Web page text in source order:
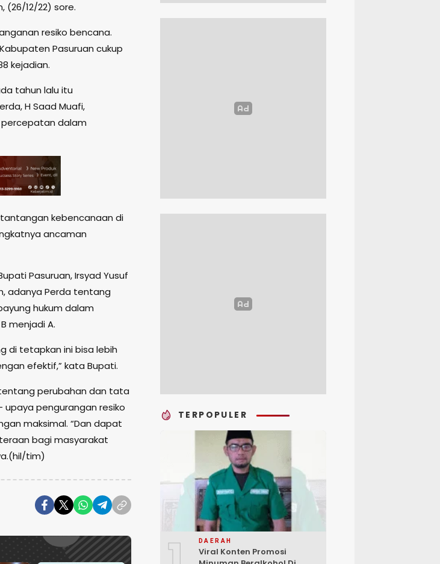
(26/12/22) sore.
resiko bencana.
Pasuruan cukup
kejadian.
tahun lalu itu
H Saad Muafi,
dalam
kebencanaan di
ancaman
Pasuruan, Irsyad Yusuf
adanya Perda tentang
hukum dalam
menjadi A.
di tetapkan ini bisa lebih
efektif,” kata Bupati.
perubahan dan tata
upaya pengurangan resiko
maksimal. “Dan dapat
bagi masyarakat
tim)
TERPOPULER
DAERAH
Viral Konten Promosi